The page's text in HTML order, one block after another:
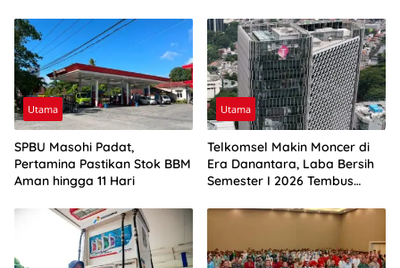
Utama
SPBU Masohi Padat,
Pertamina Pastikan Stok BBM
Aman hingga 11 Hari
Utama
Telkomsel Makin Moncer di
Era Danantara, Laba Bersih
Semester I 2026 Tembus